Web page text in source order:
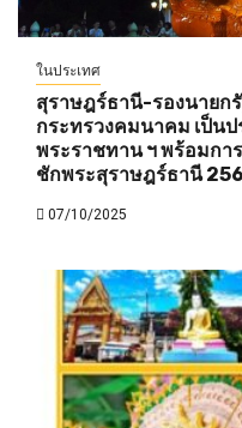
ในประเทศ
สุราษฎร์ธานี-รองนายก
กระทรวงคมนาคม เป็น
พระราชทาน ฯ พร้อมกา
ชักพระสุราษฎร์ธานี
07/10/2025